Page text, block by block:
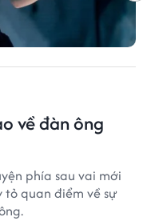
về đàn ông
phía sau vai mới
quan điểm về sự